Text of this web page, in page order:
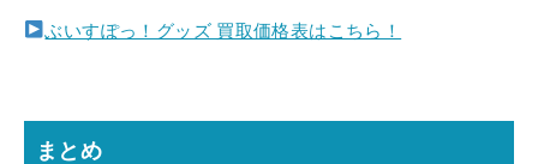
ぶいすぽっ！グッズ 買取価格表はこちら！
まとめ